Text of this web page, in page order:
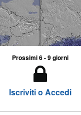
Prossimi 6 - 9 giorni
Iscriviti o Accedi